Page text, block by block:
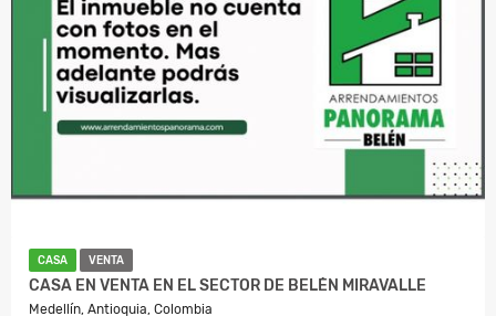
CASA VENTA
CASA EN VENTA EN EL SECTOR DE BELÉN MIRAVALLE
Medellín, Antioquia, Colombia